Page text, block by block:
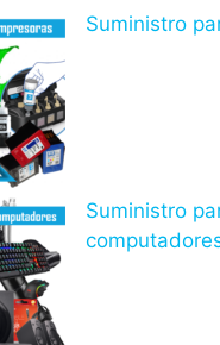
Suministro
Suministro